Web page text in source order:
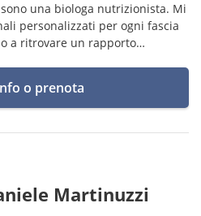
una biologa nutrizionista. Mi
personalizzati per ogni fascia
a ritrovare un rapporto
o prenota
Martinuzzi